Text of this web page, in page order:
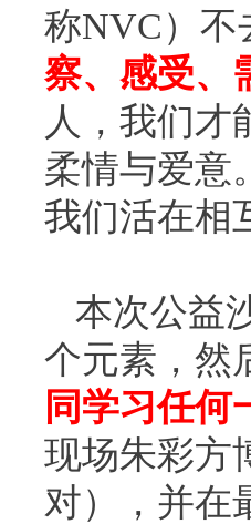
称NVC）不
察、感受、
人，我们才
柔情与爱意
我们活在相
本次公益
个元素，然
同学习任何
现场朱彩方
对），并在